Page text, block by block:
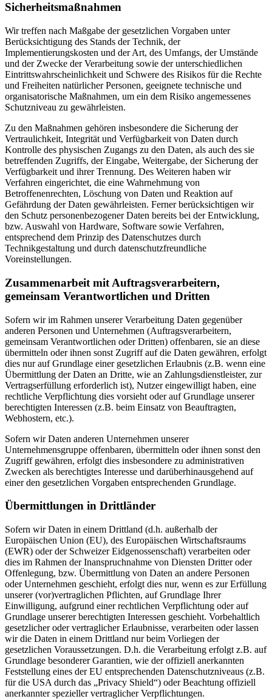
Sicherheitsmaßnahmen
Wir treffen nach Maßgabe der gesetzlichen Vorgaben unter
Berücksichtigung des Stands der Technik, der
Implementierungskosten und der Art, des Umfangs, der Umstände
und der Zwecke der Verarbeitung sowie der unterschiedlichen
Eintrittswahrscheinlichkeit und Schwere des Risikos für die Rechte
und Freiheiten natürlicher Personen, geeignete technische und
organisatorische Maßnahmen, um ein dem Risiko angemessenes
Schutzniveau zu gewährleisten.
Zu den Maßnahmen gehören insbesondere die Sicherung der
Vertraulichkeit, Integrität und Verfügbarkeit von Daten durch
Kontrolle des physischen Zugangs zu den Daten, als auch des sie
betreffenden Zugriffs, der Eingabe, Weitergabe, der Sicherung der
Verfügbarkeit und ihrer Trennung. Des Weiteren haben wir
Verfahren eingerichtet, die eine Wahrnehmung von
Betroffenenrechten, Löschung von Daten und Reaktion auf
Gefährdung der Daten gewährleisten. Ferner berücksichtigen wir
den Schutz personenbezogener Daten bereits bei der Entwicklung,
bzw. Auswahl von Hardware, Software sowie Verfahren,
entsprechend dem Prinzip des Datenschutzes durch
Technikgestaltung und durch datenschutzfreundliche
Voreinstellungen.
Zusammenarbeit mit Auftragsverarbeitern,
gemeinsam Verantwortlichen und Dritten
Sofern wir im Rahmen unserer Verarbeitung Daten gegenüber
anderen Personen und Unternehmen (Auftragsverarbeitern,
gemeinsam Verantwortlichen oder Dritten) offenbaren, sie an diese
übermitteln oder ihnen sonst Zugriff auf die Daten gewähren, erfolgt
dies nur auf Grundlage einer gesetzlichen Erlaubnis (z.B. wenn eine
Übermittlung der Daten an Dritte, wie an Zahlungsdienstleister, zur
Vertragserfüllung erforderlich ist), Nutzer eingewilligt haben, eine
rechtliche Verpflichtung dies vorsieht oder auf Grundlage unserer
berechtigten Interessen (z.B. beim Einsatz von Beauftragten,
Webhostern, etc.).
Sofern wir Daten anderen Unternehmen unserer
Unternehmensgruppe offenbaren, übermitteln oder ihnen sonst den
Zugriff gewähren, erfolgt dies insbesondere zu administrativen
Zwecken als berechtigtes Interesse und darüberhinausgehend auf
einer den gesetzlichen Vorgaben entsprechenden Grundlage.
Übermittlungen in Drittländer
Sofern wir Daten in einem Drittland (d.h. außerhalb der
Europäischen Union (EU), des Europäischen Wirtschaftsraums
(EWR) oder der Schweizer Eidgenossenschaft) verarbeiten oder
dies im Rahmen der Inanspruchnahme von Diensten Dritter oder
Offenlegung, bzw. Übermittlung von Daten an andere Personen
oder Unternehmen geschieht, erfolgt dies nur, wenn es zur Erfüllung
unserer (vor)vertraglichen Pflichten, auf Grundlage Ihrer
Einwilligung, aufgrund einer rechtlichen Verpflichtung oder auf
Grundlage unserer berechtigten Interessen geschieht. Vorbehaltlich
gesetzlicher oder vertraglicher Erlaubnisse, verarbeiten oder lassen
wir die Daten in einem Drittland nur beim Vorliegen der
gesetzlichen Voraussetzungen. D.h. die Verarbeitung erfolgt z.B. auf
Grundlage besonderer Garantien, wie der offiziell anerkannten
Feststellung eines der EU entsprechenden Datenschutzniveaus (z.B.
für die USA durch das „Privacy Shield“) oder Beachtung offiziell
anerkannter spezieller vertraglicher Verpflichtungen.